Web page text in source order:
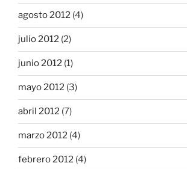
agosto 2012 (4)
julio 2012 (2)
junio 2012 (1)
mayo 2012 (3)
abril 2012 (7)
marzo 2012 (4)
febrero 2012 (4)